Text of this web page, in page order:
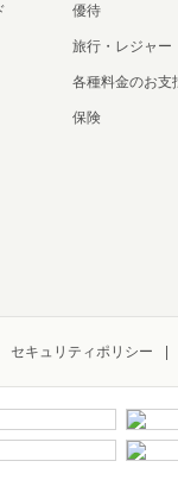
優待
旅行・レジャー
各種料金のお支
保険
セキュリティポリシー